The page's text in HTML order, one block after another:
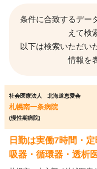
条件に合致するデー
えて検
以下は検索いただい
情報を
社会医療法人 北海道恵愛会
札幌南一条病院
(慢性期病院)
日勤は実働7時間・
吸器・循環器・透析